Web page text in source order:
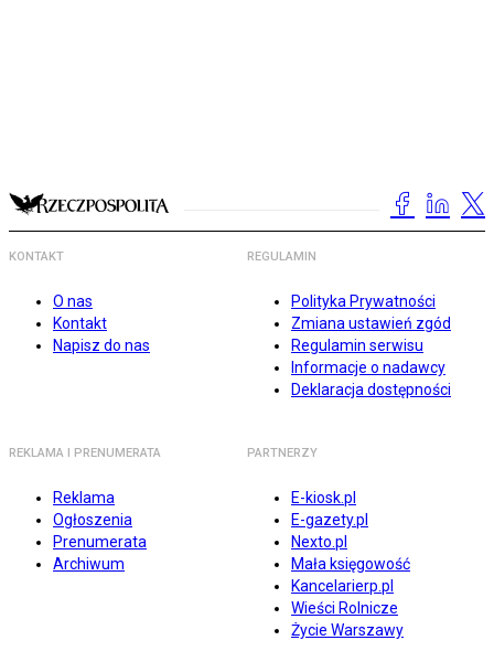
KONTAKT
O nas
Kontakt
Napisz do nas
REGULAMIN
Polityka Prywatności
Zmiana ustawień zgód
Regulamin serwisu
Informacje o nadawcy
Deklaracja dostępności
REKLAMA I PRENUMERATA
Reklama
Ogłoszenia
Prenumerata
Archiwum
PARTNERZY
E-kiosk.pl
E-gazety.pl
Nexto.pl
Mała księgowość
Kancelarierp.pl
Wieści Rolnicze
Życie Warszawy